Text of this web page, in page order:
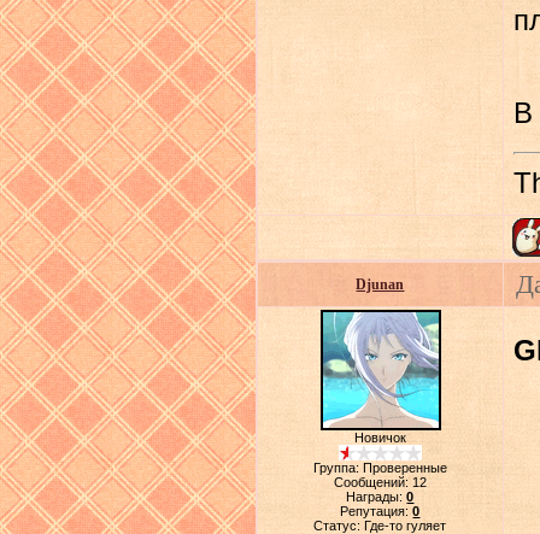
В
Djunan
Новичок
Группа: Проверенные
Сообщений: 12
Награды:0
Репутация:0
Статус:Где-то гуляет